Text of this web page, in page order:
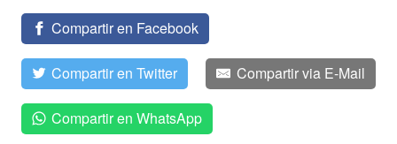
Compartir en Facebook
Compartir en Twitter Compartir via E-Mail
Compartir en WhatsApp